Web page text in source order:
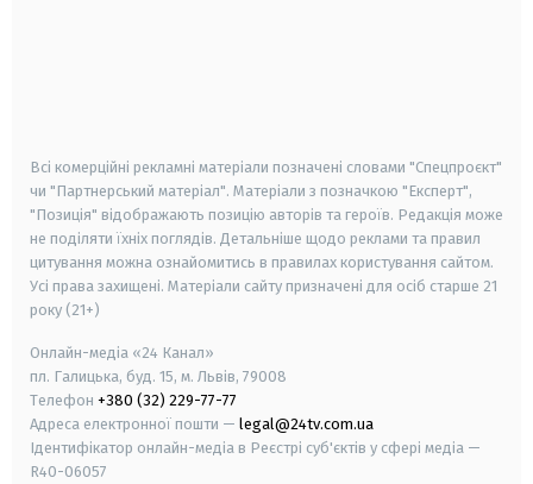
Всі комерційні рекламні матеріали позначені словами "Спецпроєкт"
чи "Партнерський матеріал". Матеріали з позначкою "Експерт",
"Позиція" відображають позицію авторів та героїв. Редакція може
не поділяти їхніх поглядів. Детальніше щодо реклами та правил
цитування можна ознайомитись в правилах користування сайтом.
Усі права захищені. Матеріали сайту призначені для осіб старше 21
року (21+)
Онлайн-медіа «24 Канал»
пл. Галицька, буд. 15, м. Львів, 79008
Телефон +380 (32) 229-77-77
Адреса електронної пошти — legal@24tv.com.ua
Ідентифікатор онлайн-медіа в Реєстрі суб'єктів у сфері медіа —
R40-06057